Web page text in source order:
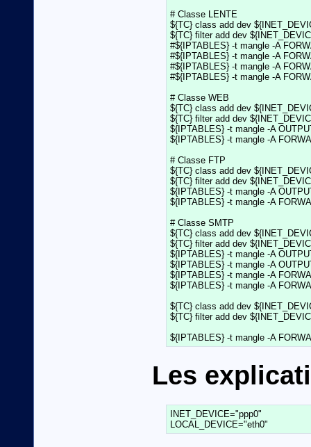
# Classe LENTE
${TC} class add dev
${TC} filter add dev
#${IPTABLES} -t mangle -A
#${IPTABLES} -t mangle -A
#${IPTABLES} -t mangle -A
#${IPTABLES} -t mangle -A
# Classe WEB
${TC} class add dev
${TC} filter add dev
${IPTABLES} -t mangle -A
${IPTABLES} -t mangle -A
# Classe FTP
${TC} class add dev
${TC} filter add dev
${IPTABLES} -t mangle -A
${IPTABLES} -t mangle -A
# Classe SMTP
${TC} class add dev
${TC} filter add dev
${IPTABLES} -t mangle -A
${IPTABLES} -t mangle -A
${IPTABLES} -t mangle -A
${IPTABLES} -t mangle -A
${TC} class add dev
${TC} filter add dev
Les
INET_DEVICE="ppp0"